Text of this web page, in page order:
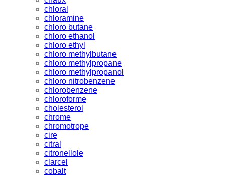
chloral
chloramine
chloro butane
chloro ethanol
chloro ethyl
chloro methylbutane
chloro methylpropane
chloro methylpropanol
chloro nitrobenzene
chlorobenzene
chloroforme
cholesterol
chrome
chromotrope
cire
citral
citronellole
clarcel
cobalt